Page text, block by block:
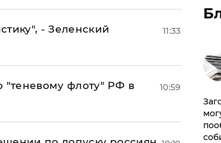
- Зеленский
11:33
"теневому флоту" РФ в
10:59